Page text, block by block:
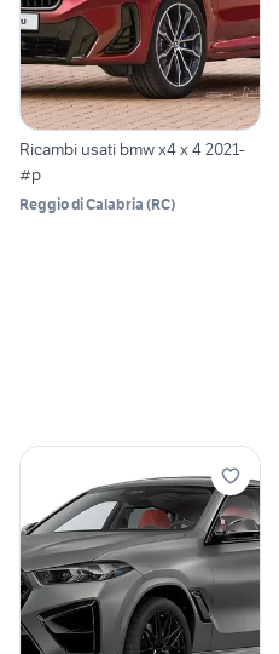
Ricambi usati bmw x4 x 4 2021-
#p
Reggio di Calabria (RC)